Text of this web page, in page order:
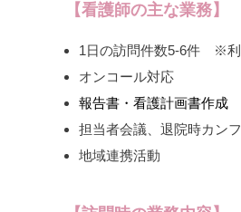
【看護師の主な業務】
1日の訪問件数5-6件 ※利
オンコール対応
報告書・看護計画書作成
担当者会議、退院時カン
地域連携活動